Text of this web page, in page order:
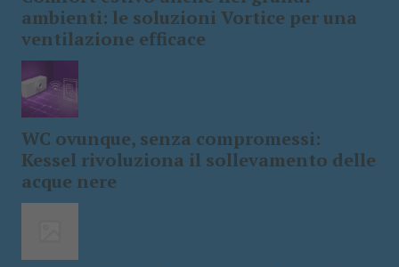
ambienti: le soluzioni Vortice per una
ventilazione efficace
WC ovunque, senza compromessi:
Kessel rivoluziona il sollevamento delle
acque nere